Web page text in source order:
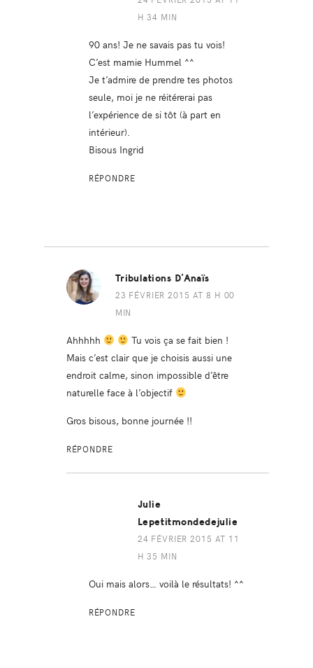
H 34 MIN
90 ans! Je ne savais pas tu vois!
C’est mamie Hummel ^^
Je t’admire de prendre tes photos
seule, moi je ne réitérerai pas
l’expérience de si tôt (à part en
intérieur).
Bisous Ingrid
RÉPONDRE
Tribulations D'Anaïs
23 FÉVRIER 2015 AT 8 H 00
MIN
Ahhhhh
Tu vois ça se fait bien !
Mais c’est clair que je choisis aussi une
endroit calme, sinon impossible d’être
naturelle face à l’objectif
Gros bisous, bonne journée !!
RÉPONDRE
Julie
Lepetitmondedejulie
24 FÉVRIER 2015 AT 11
H 35 MIN
Oui mais alors… voilà le résultats! ^^
RÉPONDRE